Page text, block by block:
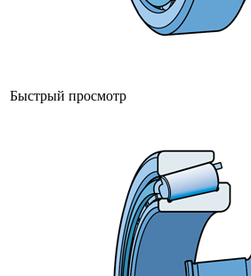
Быстрый просмотр